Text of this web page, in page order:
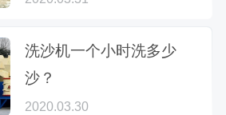
洗沙机一个小时洗多少
沙？
2020.03.30